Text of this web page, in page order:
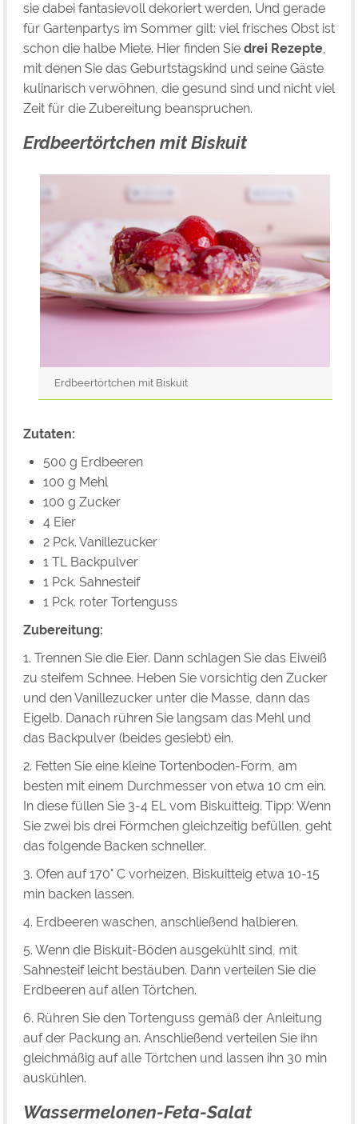
sie dabei fantasievoll dekoriert werden. Und gerade
für Gartenpartys im Sommer gilt: viel frisches Obst ist
schon die halbe Miete. Hier finden Sie drei Rezepte,
mit denen Sie das Geburtstagskind und seine Gäste
kulinarisch verwöhnen, die gesund sind und nicht viel
Zeit für die Zubereitung beanspruchen.
Erdbeertörtchen mit Biskuit
Erdbeertörtchen mit Biskuit
Zutaten:
500 g Erdbeeren
100 g Mehl
100 g Zucker
4 Eier
2 Pck. Vanillezucker
1 TL Backpulver
1 Pck. Sahnesteif
1 Pck. roter Tortenguss
Zubereitung:
1. Trennen Sie die Eier. Dann schlagen Sie das Eiweiß
zu steifem Schnee. Heben Sie vorsichtig den Zucker
und den Vanillezucker unter die Masse, dann das
Eigelb. Danach rühren Sie langsam das Mehl und
das Backpulver (beides gesiebt) ein.
2. Fetten Sie eine kleine Tortenboden-Form, am
besten mit einem Durchmesser von etwa 10 cm ein.
In diese füllen Sie 3-4 EL vom Biskuitteig. Tipp: Wenn
Sie zwei bis drei Förmchen gleichzeitig befüllen, geht
das folgende Backen schneller.
3. Ofen auf 170° C vorheizen, Biskuitteig etwa 10-15
min backen lassen.
4. Erdbeeren waschen, anschließend halbieren.
5. Wenn die Biskuit-Böden ausgekühlt sind, mit
Sahnesteif leicht bestäuben. Dann verteilen Sie die
Erdbeeren auf allen Törtchen.
6. Rühren Sie den Tortenguss gemäß der Anleitung
auf der Packung an. Anschließend verteilen Sie ihn
gleichmäßig auf alle Törtchen und lassen ihn 30 min
auskühlen.
Wassermelonen-Feta-Salat